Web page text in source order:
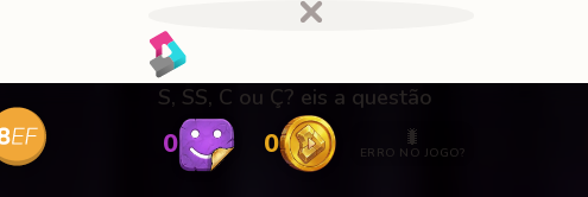
S, SS, C ou Ç? eis a questão
0 0 🐛
ERRO NO JOGO?